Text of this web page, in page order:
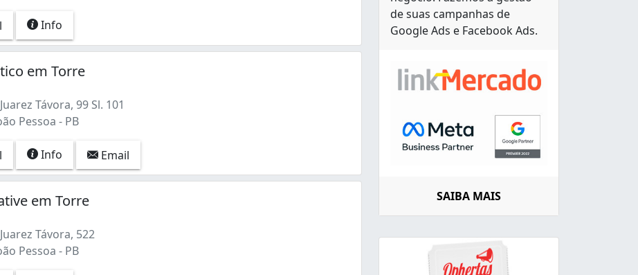
Info
em Torre
Távora, 99 Sl. 101
Pessoa - PB
Info Email
em Torre
Távora, 522
Pessoa - PB
de suas campanhas de
Google Ads e Facebook Ads.
SAIBA MAIS